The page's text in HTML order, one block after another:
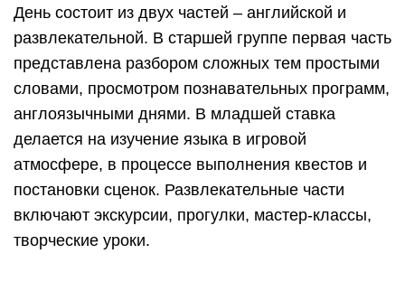
День состоит из двух частей – английской и
развлекательной. В старшей группе первая часть
представлена разбором сложных тем простыми
словами, просмотром познавательных программ,
англоязычными днями. В младшей ставка
делается на изучение языка в игровой
атмосфере, в процессе выполнения квестов и
постановки сценок. Развлекательные части
включают экскурсии, прогулки, мастер-классы,
творческие уроки.